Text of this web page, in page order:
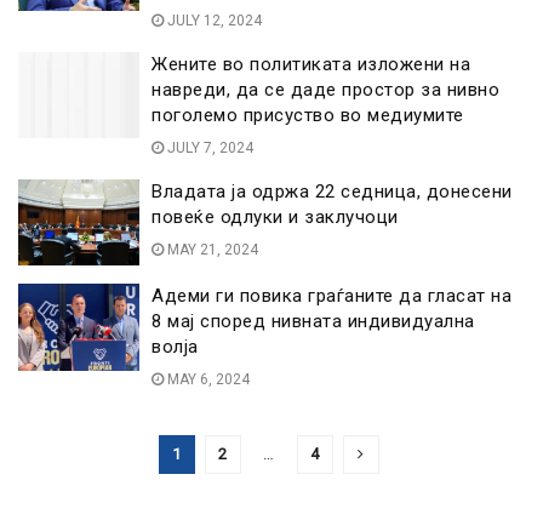
JULY 12, 2024
Жените во политиката изложени на
навреди, да се даде простор за нивно
поголемо присуство во медиумите
JULY 7, 2024
Владата ја одржа 22 седница, донесени
повеќе одлуки и заклучоци
MAY 21, 2024
Адеми ги повика граѓаните да гласат на
8 мај според нивната индивидуална
волја
MAY 6, 2024
1 2 … 4